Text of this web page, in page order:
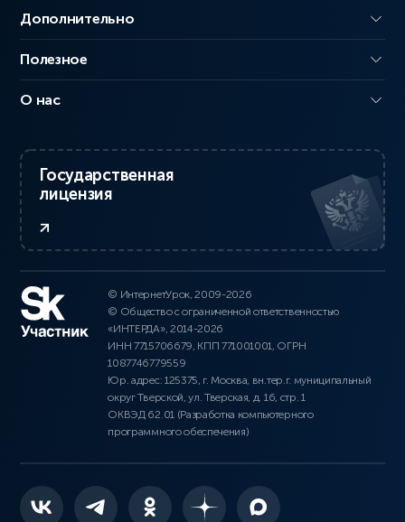
Дополнительно
Полезное
О нас
Государственная
лицензия
© ИнтернетУрок, 2009-2026
© Общество с ограниченной ответственностью
«ИНТЕРДА», 2014-2026
ИНН 7715706679, КПП 771001001, ОГРН
1087746779559
Юр. адрес: 125375, г. Москва, вн.тер.г. муниципальный
округ Тверской, ул. Тверская, д. 16, стр. 1
ОКВЭД 62.01 (Разработка компьютерного
программного обеспечения)